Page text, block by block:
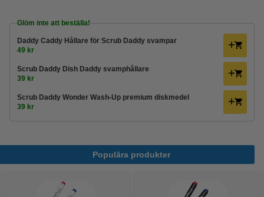
Glöm inte att beställa!
Daddy Caddy Hållare för Scrub Daddy svampar
49 kr
Scrub Daddy Dish Daddy svamphållare
39 kr
Scrub Daddy Wonder Wash-Up premium diskmedel
39 kr
Populära produkter